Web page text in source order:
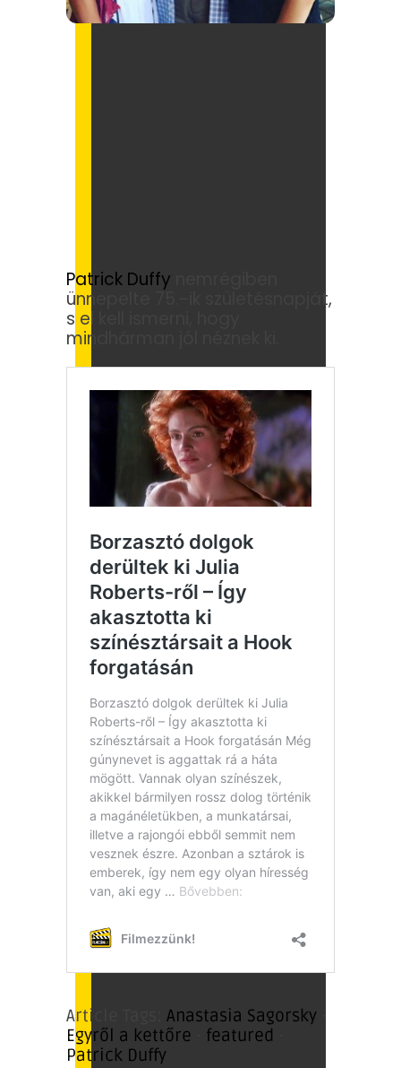
Patrick Duffy
ünnepelte 75.-ik születésnapját,
s el kell ismerni, hogy
mindhárman jól néznek ki.
Article Tags: Anastasia Sagorsky
Egyről a kettőre
featured
Patrick Duffy